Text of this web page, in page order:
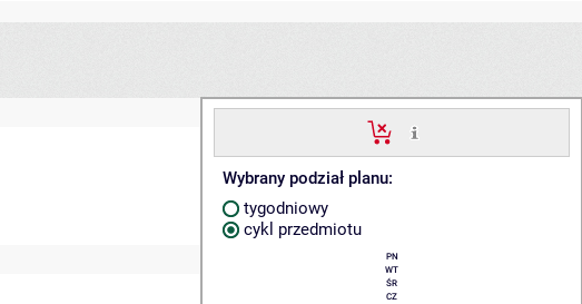
Wybrany podział planu:
tygodniowy
cykl przedmiotu
PN
WT
ŚR
CZ